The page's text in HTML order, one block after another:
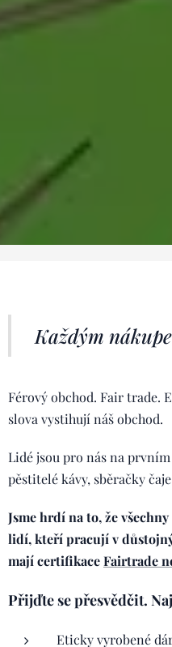
Každým
Férový obchod. Fair trade.
slova vystihují náš obchod.
Lidé jsou pro nás na
pěstitelé kávy, sběračky
Jsme hrdí na to, že
lidí, kteří pracují v
mají certifikaceFairtrade
Přijďte se přesvědčit.
Eticky vyrobené